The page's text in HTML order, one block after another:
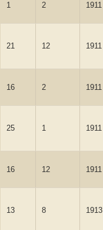
1 2 1911
21 12 1911
16 2 1911
25 1 1911
16 12 1911
13 8 1913